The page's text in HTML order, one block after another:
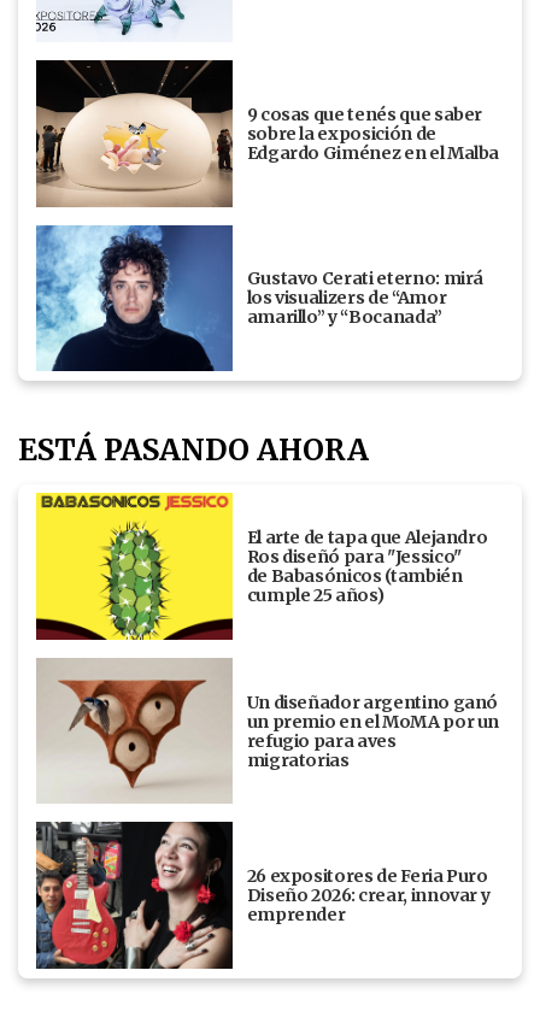
9 cosas que tenés que saber
sobre la exposición de
Edgardo Giménez en el Malba
Gustavo Cerati eterno: mirá
los visualizers de “Amor
amarillo” y “Bocanada”
ESTÁ PASANDO AHORA
El arte de tapa que Alejandro
Ros diseñó para "Jessico"
de Babasónicos (también
cumple 25 años)
Un diseñador argentino ganó
un premio en el MoMA por un
refugio para aves
migratorias
26 expositores de Feria Puro
Diseño 2026: crear, innovar y
emprender